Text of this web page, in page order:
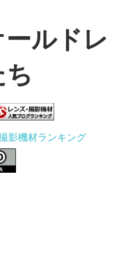
ルドレ
影機材ランキング